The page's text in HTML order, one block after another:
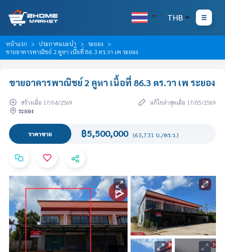
THB
หน้าแรก ประกาศแนะนำ
ระยอง
ขายอาคารพาณิชย์ 2 คูหา เนื้อที่ 86.3 ตร.วา เพ ระยอง
ขายอาคารพาณิชย์ 2 คูหา เนื้อที่ 86.3 ตร.วา เพ ระยอง
สร้างเมื่อ 17/04/2569
แก้ไขล่าสุดเมื่อ 17/05/2569
ระยอง
ราคาขาย ฿5,500,000 (63,731 บ./ตร.ว.)